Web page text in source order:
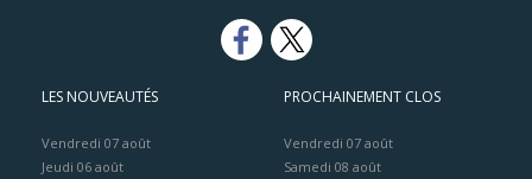
LES NOUVEAUTÉS
Vendredi 07 août
Jeudi 06 août
PROCHAINEMENT CLOS
Vendredi 07 août
Samedi 08 août